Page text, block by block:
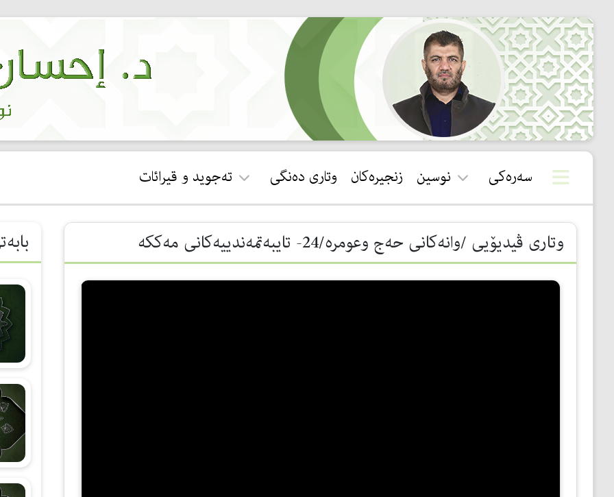
سەرەکی نوسین
قورئان
سوننەت
زنجیرەکان وتاری دەنگی تەجوید و قیرائات
ئجازەی قورئان خوێندن
جوان خوێندنەوەی سوڕەتی
فاتیحە
وتاری ڤیدیۆیی /وانەكانی حەج وعومرە/24- تایبەتمەندییەكانی مەككە